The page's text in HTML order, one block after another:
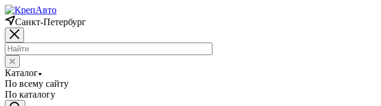
Санкт-Петербург
Каталог
По всему сайту
По каталогу